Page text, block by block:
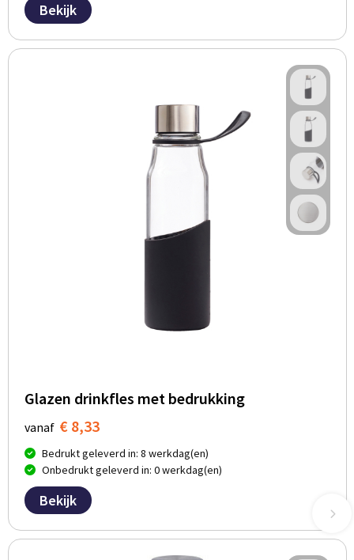
Bekijk
Glazen drinkfles met bedrukking
vanaf € 8,33
Bedrukt geleverd in: 8 werkdag(en)
Onbedrukt geleverd in: 0 werkdag(en)
Bekijk